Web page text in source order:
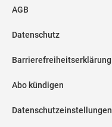
AGB
Datenschutz
Barrierefreiheitserklärung
Abo kündigen
Datenschutzeinstellungen